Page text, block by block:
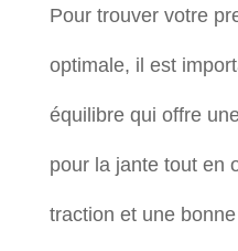
Pour trouver votre
optimale, il est
équilibre qui offre
pour la jante tout en
traction et une